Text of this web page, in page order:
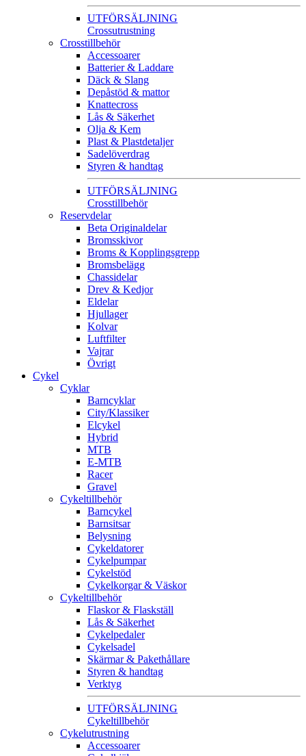
UTFÖRSÄLJNING
Crossutrustning
Crosstillbehör
Accessoarer
Batterier & Laddare
Däck & Slang
Depåstöd & mattor
Knattecross
Lås & Säkerhet
Olja & Kem
Plast & Plastdetaljer
Sadelöverdrag
Styren & handtag
UTFÖRSÄLJNING
Crosstillbehör
Reservdelar
Beta Originaldelar
Bromsskivor
Broms & Kopplingsgrepp
Bromsbelägg
Chassidelar
Drev & Kedjor
Eldelar
Hjullager
Kolvar
Luftfilter
Vajrar
Övrigt
Cykel
Cyklar
Barncyklar
City/Klassiker
Elcykel
Hybrid
MTB
E-MTB
Racer
Gravel
Cykeltillbehör
Barncykel
Barnsitsar
Belysning
Cykeldatorer
Cykelpumpar
Cykelstöd
Cykelkorgar & Väskor
Cykeltillbehör
Flaskor & Flaskställ
Lås & Säkerhet
Cykelpedaler
Cykelsadel
Skärmar & Pakethållare
Styren & handtag
Verktyg
UTFÖRSÄLJNING
Cykeltillbehör
Cykelutrustning
Accessoarer